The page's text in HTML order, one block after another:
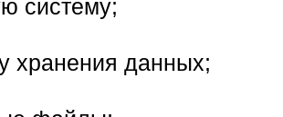
систему;
хранения данных;